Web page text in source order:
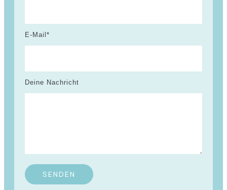
E-Mail*
Deine Nachricht
SENDEN